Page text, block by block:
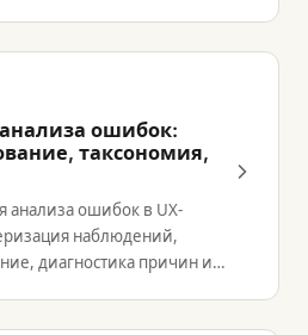
ошибок:
таксономия,
анализа ошибок в UX-
наблюдений,
диагностика причин и